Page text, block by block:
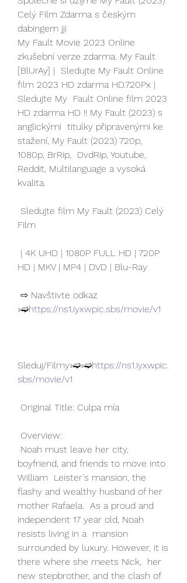
Celý Film Zdarma s českým
dabingem jji
My Fault Movie 2023 Online
zkušební verze zdarma. My Fault
[BlUrAy] |  Sledujte My Fault Online
film 2023 HD zdarma HD.720Px |
Sledujte My  Fault Online film 2023
HD zdarma HD !! My Fault (2023) s
anglickými  titulky připravenými ke
stažení, My Fault (2023) 720p,
1080p, BrRip,  DvdRip, Youtube,
Reddit, Multilanguage a vysoká
kvalita.
Film
HD | MKV | MP4 | DVD | Blu-Ray
»➫https://ns1.iyxwpic.sbs/movie/v1
Sleduj/Filmy»➫»➫https://ns1.iyxwpic.
sbs/movie/v1
Original Title: Culpa mía
Overview:
boyfriend, and friends to move into
William  Leister's mansion, the
flashy and wealthy husband of her
mother Rafaela.  As a proud and
independent 17 year old, Noah
resists living in a  mansion
surrounded by luxury. However, it is
there where she meets Nick,  her
new stepbrother, and the clash of